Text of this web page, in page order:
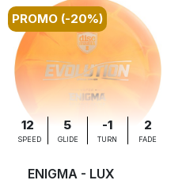
PROMO (-20%)
12
SPEED
5
GLIDE
-1
TURN
2
FADE
ENIGMA - LUX